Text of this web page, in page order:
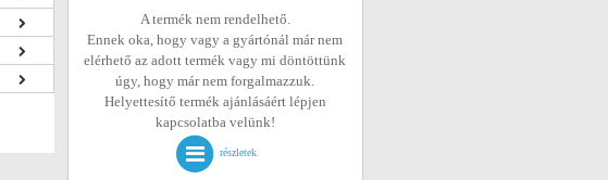
A termék nem rendelhető.
Ennek oka, hogy vagy a gyártónál már nem
elérhető az adott termék vagy mi döntöttünk
úgy, hogy már nem forgalmazzuk.
Helyettesítő termék ajánlásáért lépjen
kapcsolatba velünk!
részletek